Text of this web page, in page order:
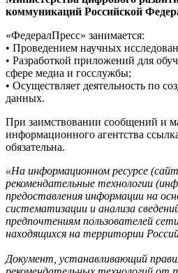
коммуникаций Российской
«ФедералПресс» занимается:
• Проведением научных
• Разработкой приложений для
сфере медиа и госслужбы;
• Осуществляет деятельность по
данных.
При заимствовании сообщений и
информационного агентства
обязательна.
«На информационном ресурсе
рекомендательные технологии
предоставления информации на
систематизации и анализа
предпочтениям пользователей
находящихся на территории
Документ, устанавливающий